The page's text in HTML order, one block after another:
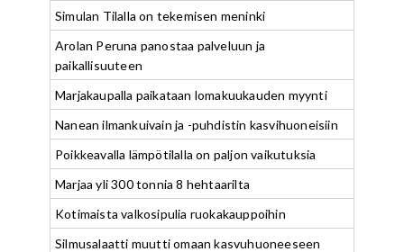
Simulan Tilalla on tekemisen meninki
Arolan Peruna panostaa palveluun ja
paikallisuuteen
Marjakaupalla paikataan lomakuukauden myynti
Nanean ilmankuivain ja -puhdistin kasvihuoneisiin
Poikkeavalla lämpötilalla on paljon vaikutuksia
Marjaa yli 300 tonnia 8 hehtaarilta
Kotimaista valkosipulia ruokakauppoihin
Silmusalaatti muutti omaan kasvuhuoneeseen